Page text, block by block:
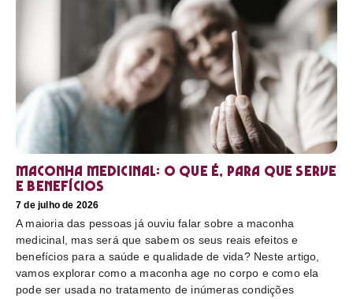
Maconha medicinal: O que é, para que serve
e benefícios
7 de julho de 2026
A maioria das pessoas já ouviu falar sobre a maconha
medicinal, mas será que sabem os seus reais efeitos e
benefícios para a saúde e qualidade de vida? Neste artigo,
vamos explorar como a maconha age no corpo e como ela
pode ser usada no tratamento de inúmeras condições